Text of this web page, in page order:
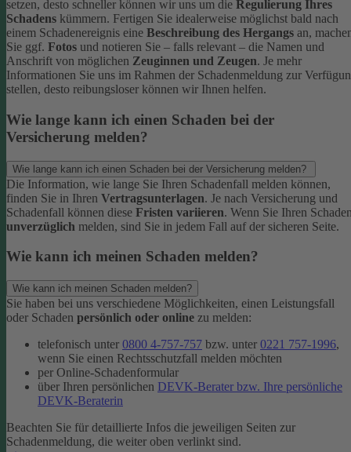
setzen, desto schneller können wir uns um die Regulierung Ihres
Schadens kümmern. Fertigen Sie idealerweise möglichst bald nach
einem Schadenereignis eine Beschreibung des Hergangs an,
Sie ggf. Fotos und notieren Sie – falls relevant – die Namen und
Anschrift von möglichen Zeuginnen und Zeugen. Je mehr
Informationen Sie uns im Rahmen der Schadenmeldung zur
stellen, desto reibungsloser können wir Ihnen helfen.
Wie lange kann ich einen Schaden bei der
Versicherung melden?
Wie lange kann ich einen Schaden bei der Versicherung melden?
Die Information, wie lange Sie Ihren Schadenfall melden können,
finden Sie in Ihren Vertragsunterlagen. Je nach Versicherung und
Schadenfall können diese Fristen variieren. Wenn Sie Ihren
unverzüglich melden, sind Sie in jedem Fall auf der sicheren Seite.
Wie kann ich meinen Schaden melden?
Wie kann ich meinen Schaden melden?
Sie haben bei uns verschiedene Möglichkeiten, einen Leistungsfall
oder Schaden persönlich oder online zu melden:
telefonisch unter 0800 4-757-757 bzw. unter 0221 757-1996,
wenn Sie einen Rechtsschutzfall melden möchten
per Online-Schadenformular
über Ihren persönlichen DEVK-Berater bzw. Ihre persönliche
DEVK-Beraterin
Beachten Sie für detaillierte Infos die jeweiligen Seiten zur
Schadenmeldung, die weiter oben verlinkt sind.